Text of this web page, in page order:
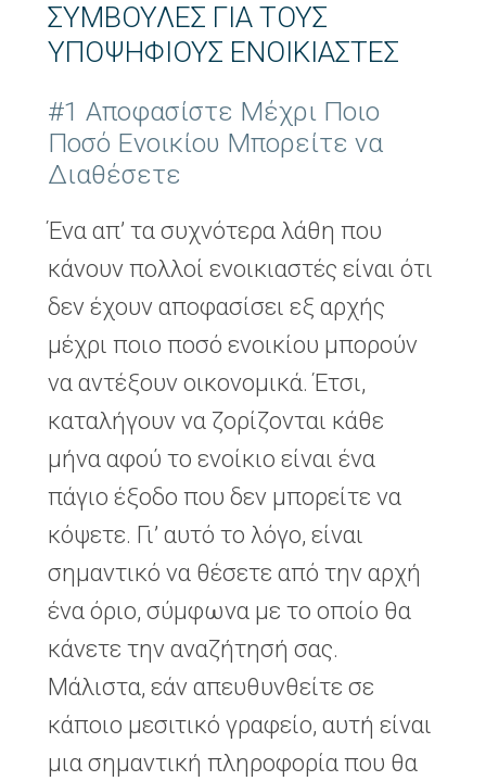
ΣΥΜΒΟΥΛΈΣ ΓΙΑ ΤΟΥΣ
ΥΠΟΨΉΦΙΟΥΣ ΕΝΟΙΚΙΑΣΤΈΣ
#1 Αποφασίστε Μέχρι Ποιο
Ποσό Ενοικίου Μπορείτε να
Διαθέσετε
Ένα απ’ τα συχνότερα λάθη που
κάνουν πολλοί ενοικιαστές είναι ότι
δεν έχουν αποφασίσει εξ αρχής
μέχρι ποιο ποσό ενοικίου μπορούν
να αντέξουν οικονομικά. Έτσι,
καταλήγουν να ζορίζονται κάθε
μήνα αφού το ενοίκιο είναι ένα
πάγιο έξοδο που δεν μπορείτε να
κόψετε. Γι’ αυτό το λόγο, είναι
σημαντικό να θέσετε από την αρχή
ένα όριο, σύμφωνα με το οποίο θα
κάνετε την αναζήτησή σας.
Μάλιστα, εάν απευθυνθείτε σε
κάποιο μεσιτικό γραφείο, αυτή είναι
μια σημαντική πληροφορία που θα